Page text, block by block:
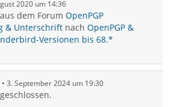
2020 um 14:36
dem Forum OpenPGP
& Unterschrift nach OpenPGP &
Versionen bis 68.*
3. September 2024 um 19:30